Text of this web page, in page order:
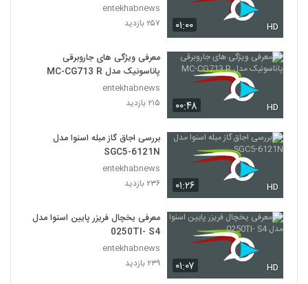
۰۱:۰۰ HD
entekhabnews
۲۵۷ بازدید
۰۰:۴۸ HD
معرفی ویژگی های جاروبرقی
پاناسونیک مدل MC-CG713 R
entekhabnews
۲۱۵ بازدید
۰۱:۲۶ HD
بررسی اجاق گاز مبله اسنوا مدل
SGC5-6121N
entekhabnews
۲۳۶ بازدید
۰۱:۰۷ HD
معرفی یخچال فریزر پایین اسنوا مدل
0250TI- S4
entekhabnews
۲۳۹ بازدید